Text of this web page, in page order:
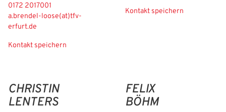
0172 2017001
a.brendel-loose(at)tfv-
erfurt.de
Kontakt speichern
Kontakt speichern
CHRISTIN
LENTERS
FELIX
BÖHM